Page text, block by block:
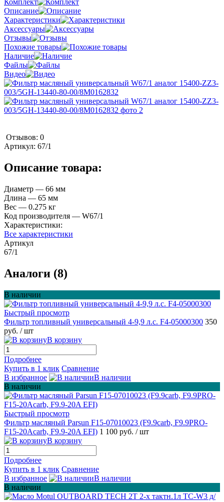
Описание
Характеристики
Аксессуары
Отзывы
Похожие товары
Наличие
Файлы
Видео
Отзывов: 0
Артикул: 67/1
Описание товара:
Диаметр — 66 мм
Длина — 65 мм
Вес — 0.275 кг
Код производителя — W67/1
Характеристики:
Все характеристики
Артикул
67/1
Аналоги (8)
В наличии
Быстрый просмотр
Фильтр топливный универсальный 4-9,9 л.с. F4-05000300 350
руб. / шт
В корзину
Подробнее
Купить в 1 клик Сравнение
В избранное
В наличии
В наличии
Быстрый просмотр
Фильтр масляный Parsun F15-07010023 (F9.9carb, F9.9PRO-
F15-20Acarb, F9.9-20A EFI) 1 100 руб. / шт
В корзину
Подробнее
Купить в 1 клик Сравнение
В избранное
В наличии
В наличии